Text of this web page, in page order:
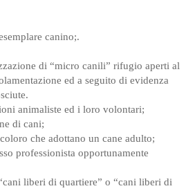
canino;.
di “micro canili” rifugio aperti al
ed a seguito di evidenza
animaliste ed i loro volontari;
di cani;
che adottano un cane adulto;
professionista opportunamente
liberi di quartiere” o “cani liberi di